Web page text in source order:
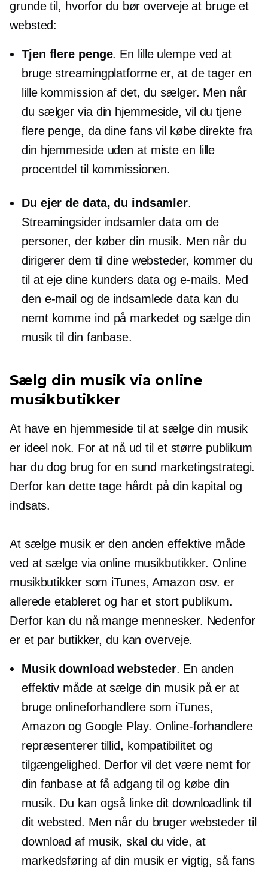
grunde til, hvorfor du bør overveje at bruge et
websted:
Tjen flere penge. En lille ulempe ved at
bruge streamingplatforme er, at de tager en
lille kommission af det, du sælger. Men når
du sælger via din hjemmeside, vil du tjene
flere penge, da dine fans vil købe direkte fra
din hjemmeside uden at miste en lille
procentdel til kommissionen.
Du ejer de data, du indsamler.
Streamingsider indsamler data om de
personer, der køber din musik. Men når du
dirigerer dem til dine websteder, kommer du
til at eje dine kunders data og e-mails. Med
den e-mail og de indsamlede data kan du
nemt komme ind på markedet og sælge din
musik til din fanbase.
Sælg din musik via online
musikbutikker
At have en hjemmeside til at sælge din musik
er ideel nok. For at nå ud til et større publikum
har du dog brug for en sund marketingstrategi.
Derfor kan dette tage hårdt på din kapital og
indsats.
At sælge musik er den anden effektive måde
ved at sælge via online musikbutikker. Online
musikbutikker som iTunes, Amazon osv. er
allerede etableret og har et stort publikum.
Derfor kan du nå mange mennesker. Nedenfor
er et par butikker, du kan overveje.
Musik download websteder. En anden
effektiv måde at sælge din musik på er at
bruge onlineforhandlere som iTunes,
Amazon og Google Play. Online-forhandlere
repræsenterer tillid, kompatibilitet og
tilgængelighed. Derfor vil det være nemt for
din fanbase at få adgang til og købe din
musik. Du kan også linke dit downloadlink til
dit websted. Men når du bruger websteder til
download af musik, skal du vide, at
markedsføring af din musik er vigtig, så fans